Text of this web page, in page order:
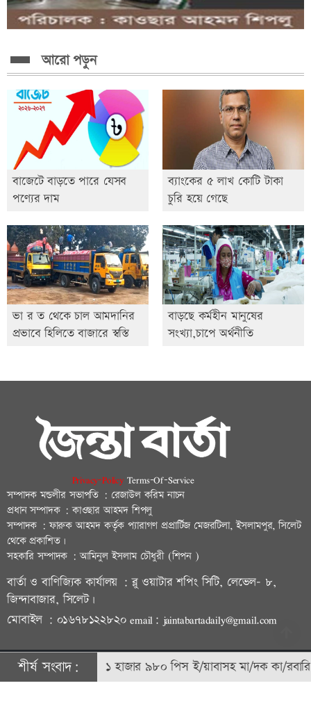
আরো পড়ুন
বাজেটে বাড়তে পারে যেসব
পণ্যের দাম
ব্যাংকের ৫ লাখ কোটি টাকা
চুরি হয়ে গেছে
ভা র ত থেকে চাল আমদানির
প্রভাবে হিলিতে বাজারে স্বস্তি
বাড়ছে কর্মহীন মানুষের
সংখ্যা,চাপে অর্থনীতি
Privacy-Policy Terms-Of-Service
সম্পাদক মন্ডলীর সভাপতি : রেজাউল করিম নাচন
প্রধান সম্পাদক : কাওছার আহমদ শিপলু
সম্পাদক : ফারুক আহমদ কর্তৃক প্যারাগণ প্রপ্রার্টিজ মেজরটিলা, ইসলামপুর, সিলেট
থেকে প্রকাশিত।
সহকারি সম্পাদক : আমিনুল ইসলাম চৌধুরী (শিপন )
বার্তা ও বাণিজ্যিক কার্যালয় : ব্লু ওয়াটার শপিং সিটি, লেভেল- ৮,
জিন্দাবাজার, সিলেট।
মোবাইল : ০১৬৭৮১২২৮২০ email: jaintabartadaily@gmail.com
© ২০২৩ | জৈন্তাবার্তা কর্তৃক সর্বসত্ব ® সংরক্ষিত | উন্নয়নেবিডি আইটি
ফ্যাক্টরি
শীর্ষ সংবাদ:
সিলেটে ১ হাজার ৯৮০ পিস ই/য়াবাসহ মা/দক কা/রবারি গ্রে/